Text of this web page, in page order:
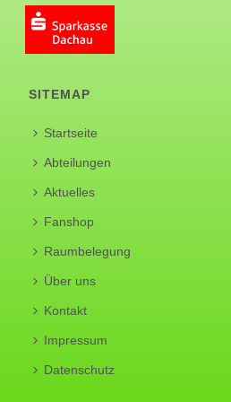
SITEMAP
Startseite
Abteilungen
Aktuelles
Fanshop
Raumbelegung
Über uns
Kontakt
Impressum
Datenschutz